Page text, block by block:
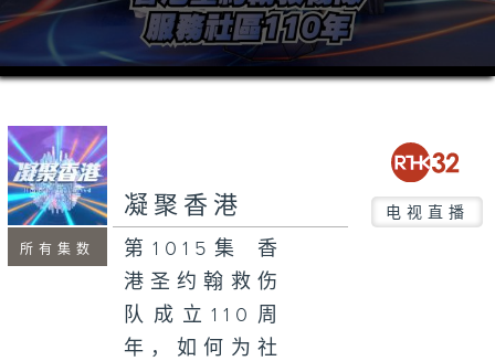
0
seconds
minutes,
7
seconds
所有集数
凝聚香港 电视直播
第1015集 香
港圣约翰救伤
队成立110周
年，如何为社